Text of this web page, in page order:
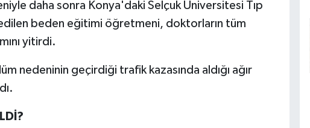
daha sonra Konya'daki Selçuk Üniversitesi Tıp
beden eğitimi öğretmeni, doktorların tüm
yitirdi.
nedeninin geçirdiği trafik kazasında aldığı ağır